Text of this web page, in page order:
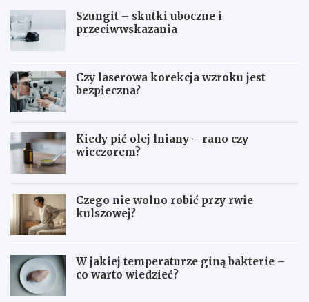
Szungit – skutki uboczne i
przeciwwskazania
Czy laserowa korekcja wzroku jest
bezpieczna?
Kiedy pić olej lniany – rano czy
wieczorem?
Czego nie wolno robić przy rwie
kulszowej?
W jakiej temperaturze giną bakterie –
co warto wiedzieć?